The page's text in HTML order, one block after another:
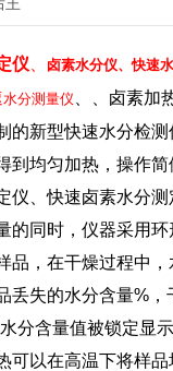
仪 卤素水分仪、快速水
水分测量仪
、卤素加
的新型快速水分检
到均匀加热，操作
仪、快速卤素水分
的同时，仪器采用
品，在干燥过程中，
丢失的水分含量%，
分含量值被锁定显
可以在高温下将样